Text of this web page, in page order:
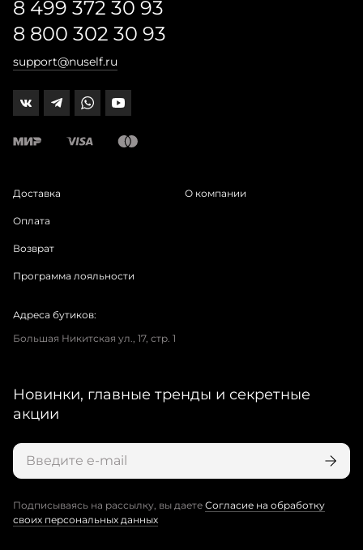
8 499 372 30 93
8 800 302 30 93
support@nuself.ru
Доставка
Оплата
Возврат
Программа лояльности
О компании
Адреса бутиков:
Большая Никитская ул., 17, стр. 1
Новинки, главные тренды и секретные
акции
Подписываясь на рассылку, вы даете Согласие на обработку
своих персональных данных